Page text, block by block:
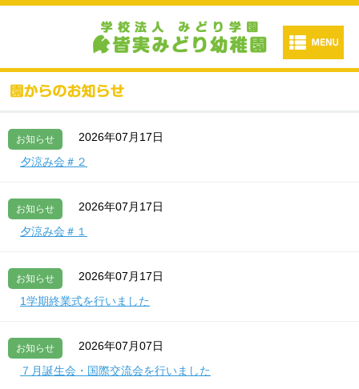
お知らせ
2026年07月17日
夕涼み会＃２
お知らせ
2026年07月17日
夕涼み会＃１
お知らせ
2026年07月17日
1学期終業式を行いました
お知らせ
2026年07月07日
７月誕生会・国際交流会を行いました